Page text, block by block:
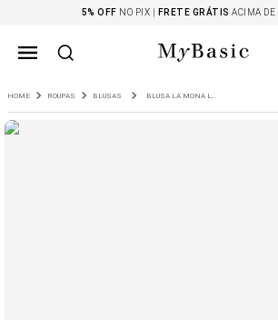
5% OFF NO PIX | FRETE GRÁTIS ACIMA
ROUPAS BLUSAS BLUSA LA MONA LYOCELL VANILA